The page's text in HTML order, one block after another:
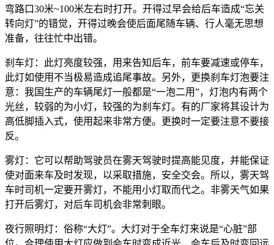
弯路口30米~100米左右时打开。开得过早会给后车造成“忘关
转向灯”的错觉，开得过晚会使后面尾随车辆、行人毫无思想
准备，往往忙中出错。
刹车灯：此灯亮度较强，用来告知后车，前车要减速或停车，
此灯如使用不当极易造成追尾事故。另外，更换刹车灯泡要注
意：我国生产的车辆尾灯一般都是“一泡二用”，灯泡内有两个
光丝，较弱的为小灯，较强的为刹车灯。有的厂家将其设计为
高低脚插入式，使用起来非常方便。更换时一定要注意不要接
反。
雾灯：它可以帮助驾驶员在雾天驾驶时提高能见度，并能保证
使对面来车及时发现，以采取措施，安全交会。所以，雾天驾
车时司机一定要开雾灯，不能用小灯取而代之。非雾天气如果
打开后雾灯，对后车司机会非常刺眼。
夜行照明灯：俗称“大灯”。大灯对于全车灯来说是“心脏”部